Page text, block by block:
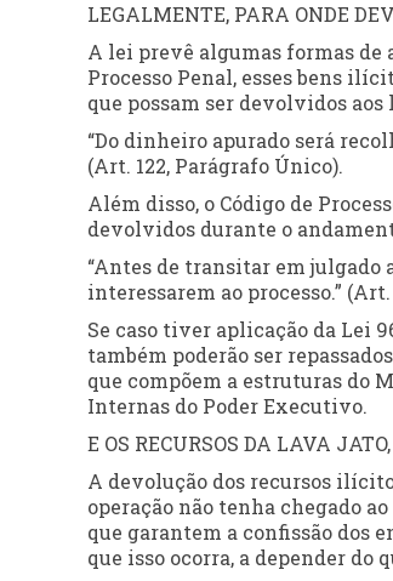
LEGALMENTE, PARA ONDE
A lei prevê algumas formas de
Processo Penal, esses bens
que possam ser devolvidos
“Do dinheiro apurado será
(Art. 122, Parágrafo Único).
Além disso, o Código de
devolvidos durante o
“Antes de transitar em julgado
interessarem ao processo.” (Art.
Se caso tiver aplicação da Lei
também poderão ser
que compõem a estruturas do
Internas do Poder Executivo.
E OS RECURSOS DA LAVA
A devolução dos recursos
operação não tenha chegado
que garantem a confissão dos
que isso ocorra, a depender do